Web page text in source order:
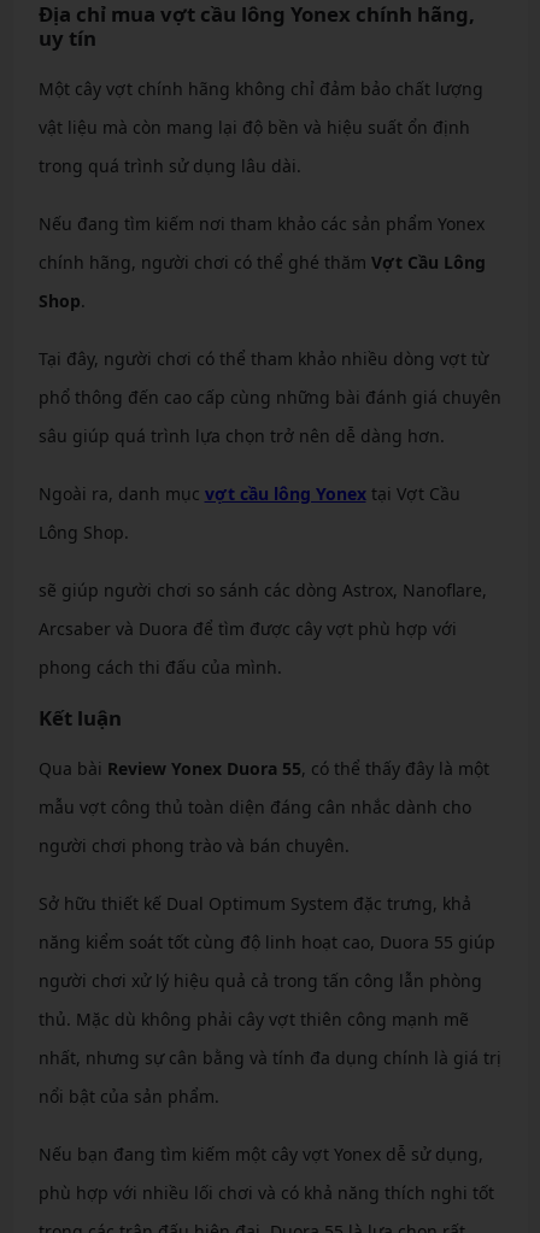
Địa chỉ mua vợt cầu lông Yonex chính hãng,
uy tín
Một cây vợt chính hãng không chỉ đảm bảo chất lượng
vật liệu mà còn mang lại độ bền và hiệu suất ổn định
trong quá trình sử dụng lâu dài.
Nếu đang tìm kiếm nơi tham khảo các sản phẩm Yonex
chính hãng, người chơi có thể ghé thăm Vợt Cầu Lông
Shop.
Tại đây, người chơi có thể tham khảo nhiều dòng vợt từ
phổ thông đến cao cấp cùng những bài đánh giá chuyên
sâu giúp quá trình lựa chọn trở nên dễ dàng hơn.
Ngoài ra, danh mục vợt cầu lông Yonextại Vợt Cầu
Lông Shop.
sẽ giúp người chơi so sánh các dòng Astrox, Nanoflare,
Arcsaber và Duora để tìm được cây vợt phù hợp với
phong cách thi đấu của mình.
Kết luận
Qua bài Review Yonex Duora 55, có thể thấy đây là một
mẫu vợt công thủ toàn diện đáng cân nhắc dành cho
người chơi phong trào và bán chuyên.
Sở hữu thiết kế Dual Optimum System đặc trưng, khả
năng kiểm soát tốt cùng độ linh hoạt cao, Duora 55 giúp
người chơi xử lý hiệu quả cả trong tấn công lẫn phòng
thủ. Mặc dù không phải cây vợt thiên công mạnh mẽ
nhất, nhưng sự cân bằng và tính đa dụng chính là giá trị
nổi bật của sản phẩm.
Nếu bạn đang tìm kiếm một cây vợt Yonex dễ sử dụng,
phù hợp với nhiều lối chơi và có khả năng thích nghi tốt